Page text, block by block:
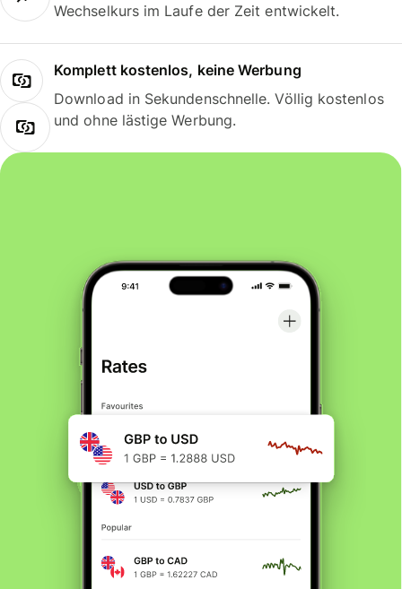
Wechselkurs im Laufe der Zeit entwickelt.
Komplett kostenlos, keine Werbung
Download in Sekundenschnelle. Völlig kostenlos
und ohne lästige Werbung.